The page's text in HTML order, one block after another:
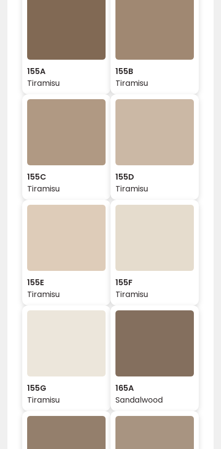
155A
Tiramisu
155B
Tiramisu
155C
Tiramisu
155D
Tiramisu
155E
Tiramisu
155F
Tiramisu
155G
Tiramisu
165A
Sandalwood